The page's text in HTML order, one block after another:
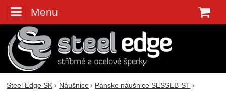
Menu
Steel Edge SK Náušnice
Pánske náušnice SESSEB-ST